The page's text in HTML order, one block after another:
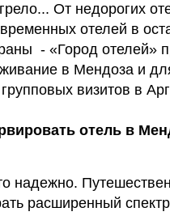
От недорогих
отелей в
- «Город отелей»
в Мендоза и
визитов в
отель в
надежно.
расширенный спектр